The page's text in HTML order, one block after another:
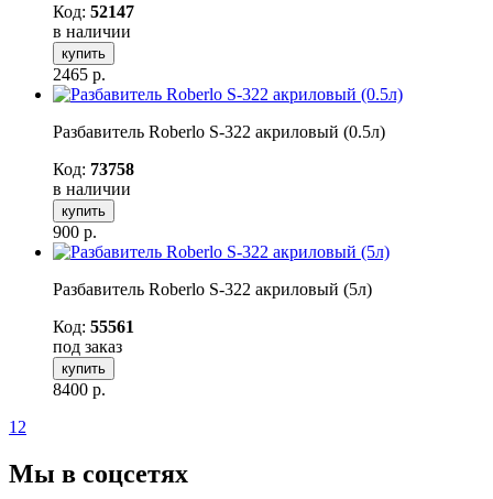
Код: 52147
в наличии
купить
2465 р.
Разбавитель Roberlo S-322 акриловый (0.5л)
Код: 73758
в наличии
купить
900 р.
Разбавитель Roberlo S-322 акриловый (5л)
Код: 55561
под заказ
купить
8400 р.
1 2
Мы в соцсетях